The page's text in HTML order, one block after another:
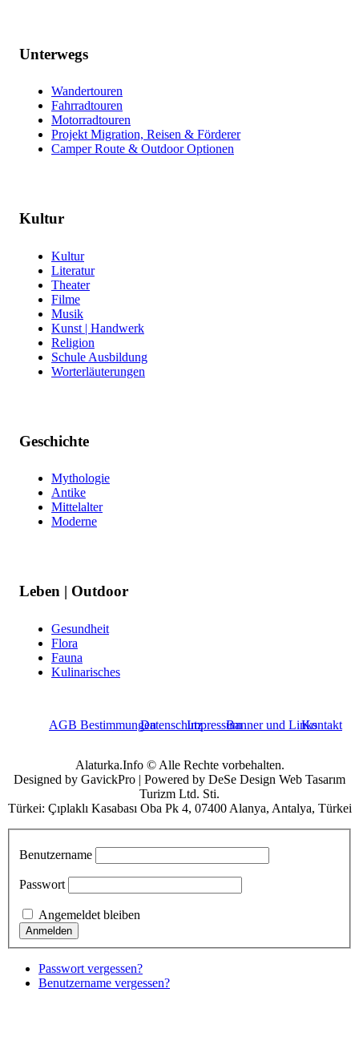
Unterwegs
Wandertouren
Fahrradtouren
Motorradtouren
Projekt Migration, Reisen & Förderer
Camper Route & Outdoor Optionen
Kultur
Kultur
Literatur
Theater
Filme
Musik
Kunst | Handwerk
Religion
Schule Ausbildung
Worterläuterungen
Geschichte
Mythologie
Antike
Mittelalter
Moderne
Leben | Outdoor
Gesundheit
Flora
Fauna
Kulinarisches
AGB BestimmungenDatenschutzImpressumBanner und LinksKontakt
Alaturka.Info © Alle Rechte vorbehalten.
Designed by GavickPro | Powered by DeSe Design Web Tasarım
Turizm Ltd. Sti.
Türkei: Çıplaklı Kasabası Oba Pk 4, 07400 Alanya, Antalya, Türkei
Benutzername
Passwort
Angemeldet bleiben
Passwort vergessen?
Benutzername vergessen?